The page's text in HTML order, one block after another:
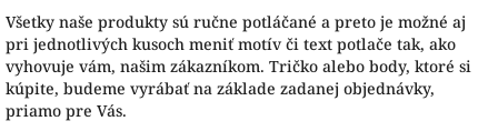
Všetky naše produkty sú ručne potláčané a preto je možné aj
pri jednotlivých kusoch meniť motív či text potlače tak, ako
vyhovuje vám, našim zákazníkom. Tričko alebo body, ktoré si
kúpite, budeme vyrábať na základe zadanej objednávky,
priamo pre Vás.